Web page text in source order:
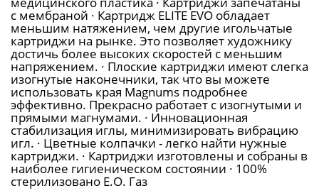
с мембраной · Картридж ELITE EVO обладает
меньшим натяжением, чем другие игольчатые
картриджи на рынке. Это позволяет художнику
достичь более высоких скоростей с меньшим
напряжением. · Плоские картриджи имеют слегка
изогнутые наконечники, так что вы можете
использовать края Magnums подробнее
эффективно. Прекрасно работает с изогнутыми и
прямыми магнумами. · Инновационная
стабилизация иглы, минимизировать вибрацию
игл. · Цветные колпачки - легко найти нужные
картриджи. · Картриджи изготовлены и собраны в
наиболее гигиеническом состоянии · 100%
стерилизовано Е.О. Газ